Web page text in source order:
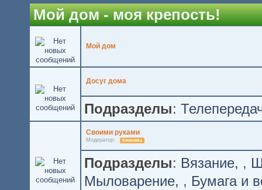
Мой дом - моя крепость!
Мой дом
Досуг дома
Подразделы:
Своими руками
Модератор: Клюковка
Подразделы: Вязание ,
Мыловарение , Бумага и